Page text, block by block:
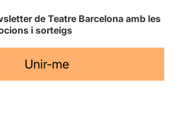
de Teatre Barcelona amb les
i sorteigs
Unir-me